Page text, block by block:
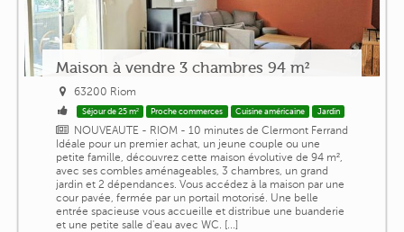
Maison à vendre 3 chambres 94 m²
63200 Riom
Séjour de 25 m² Proche commerces Cuisine américaine Jardin
NOUVEAUTE - RIOM - 10 minutes de Clermont Ferrand
Idéale pour un premier achat, un jeune couple ou une
petite famille, découvrez cette maison évolutive de 94 m²,
avec ses combles aménageables, 3 chambres, un grand
jardin et 2 dépendances. Vous accédez à la maison par une
cour pavée, fermée par un portail motorisé. Une belle
entrée spacieuse vous accueille et distribue une buanderie
et une petite salle d'eau avec WC. [...]